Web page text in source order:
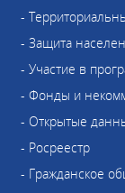
-
- Защита
- Участие в
- Фонды и
- Открытые
- Росреестр
- Гражданское